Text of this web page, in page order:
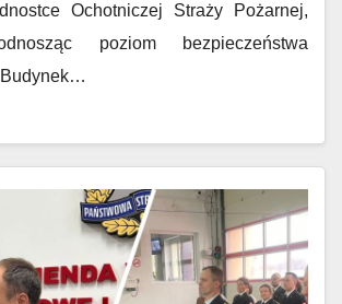
Ochotniczej Straży Pożarnej,
poziom bezpieczeństwa
Budynek…